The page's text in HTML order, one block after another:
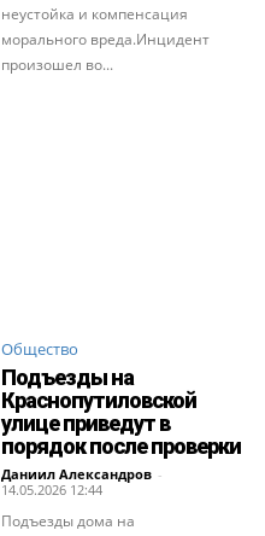
неустойка и компенсация
морального вреда.Инцидент
произошел во...
Общество
Подъезды на
Краснопутиловской
улице приведут в
порядок после проверки
Даниил Александров -
14.05.2026 12:44
Подъезды дома на